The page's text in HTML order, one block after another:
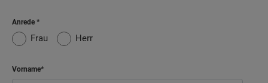
Anrede
Frau Herr
Vorname